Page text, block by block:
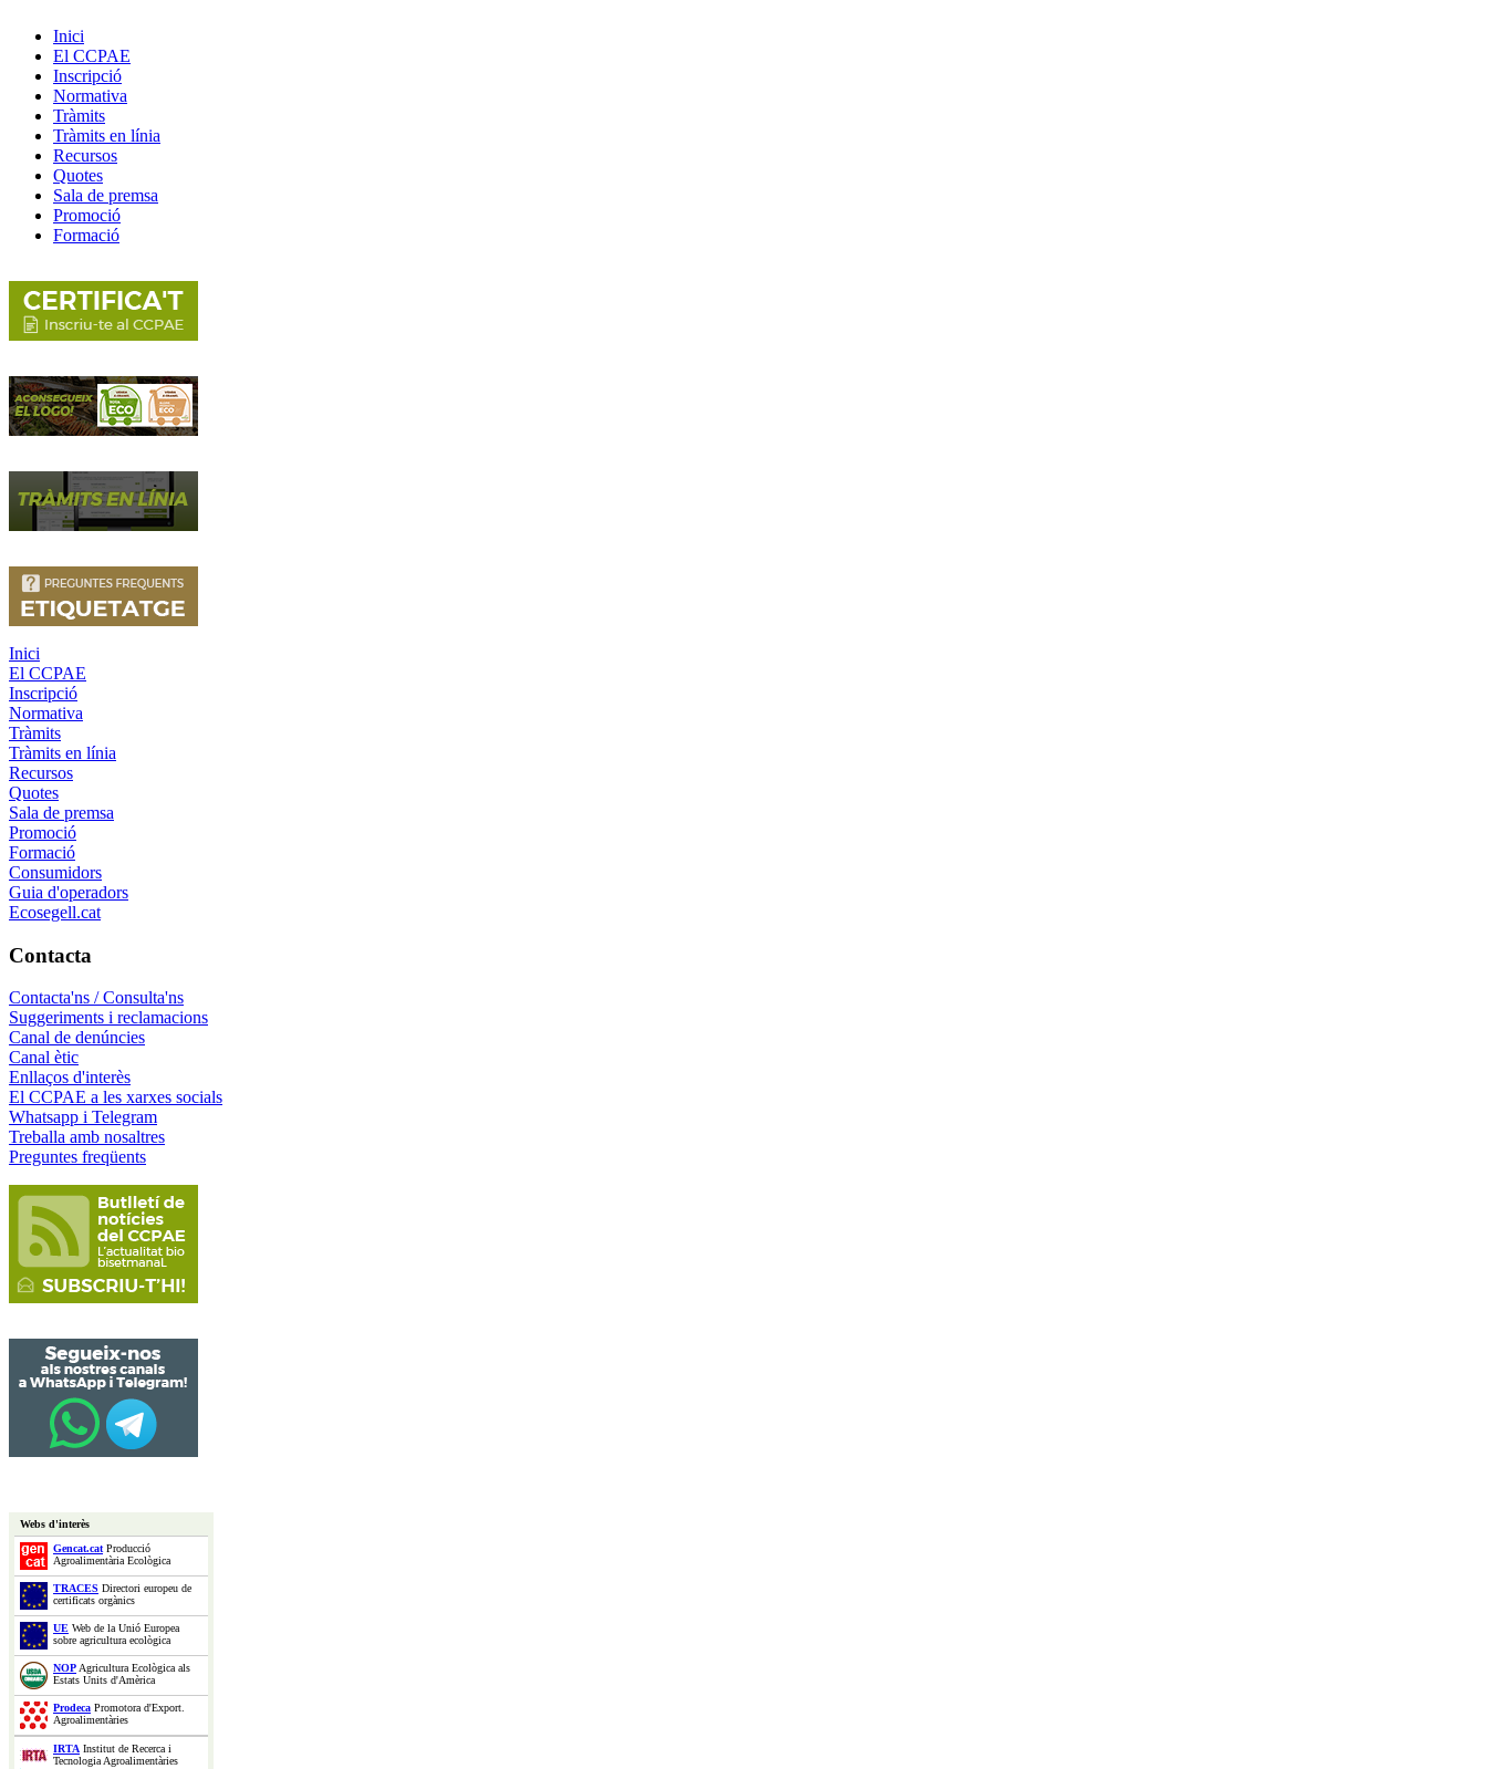
Inici
El CCPAE
Inscripció
Normativa
Tràmits
Tràmits en línia
Recursos
Quotes
Sala de premsa
Promoció
Formació
Inici
El CCPAE
Inscripció
Normativa
Tràmits
Tràmits en línia
Recursos
Quotes
Sala de premsa
Promoció
Formació
Consumidors
Guia d'operadors
Ecosegell.cat
Contacta
Contacta'ns / Consulta'ns
Suggeriments i reclamacions
Canal de denúncies
Canal ètic
Enllaços d'interès
El CCPAE a les xarxes socials
Whatsapp i Telegram
Treballa amb nosaltres
Preguntes freqüents
Webs d'interès
Gencat.catProducció
Agroalimentària Ecològica
TRACES Directori europeu de
certificats orgànics
UE Web de la Unió Europea
sobre agricultura ecològica
NOPAgricultura Ecològica als
Estats Units d'Amèrica
Prodeca Promotora d'Export.
Agroalimentàries
IRTA Institut de Recerca i
Tecnologia Agroalimentàries